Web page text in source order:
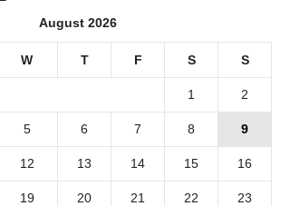
August 2026
W T F S S
1 2
5 6 7 8 9
12 13 14 15 16
19 20 21 22 23